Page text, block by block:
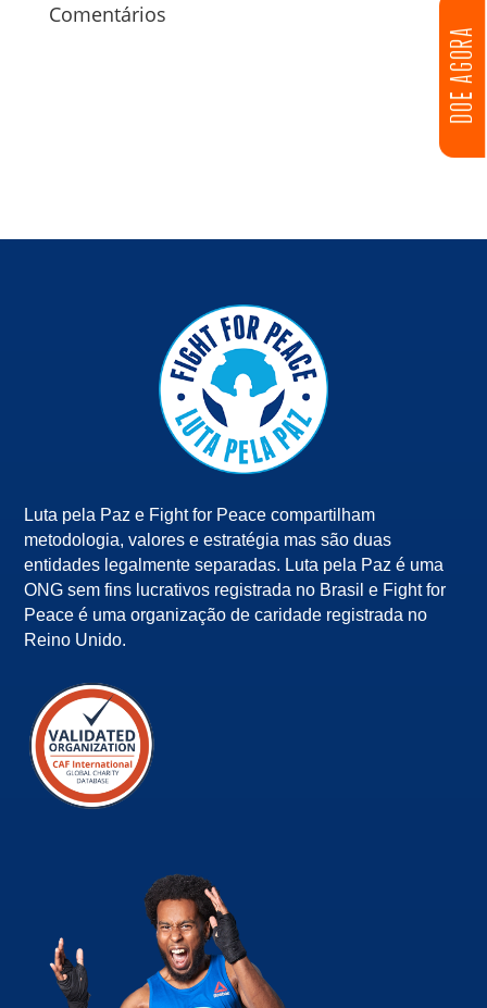
DOE AGORA
Comentários
Luta pela Paz e Fight for Peace compartilham
metodologia, valores e estratégia mas são duas
entidades legalmente separadas. Luta pela Paz é uma
ONG sem fins lucrativos registrada no Brasil e Fight for
Peace é uma organização de caridade registrada no
Reino Unido.